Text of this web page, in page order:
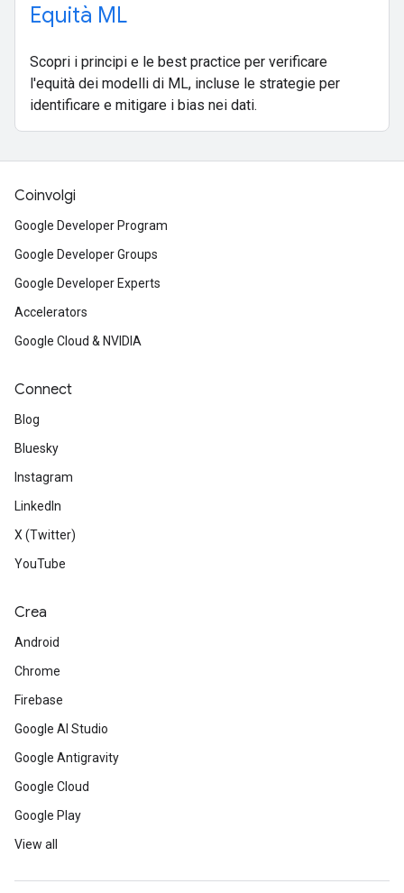
Equità ML
Scopri i principi e le best practice per verificare
l'equità dei modelli di ML, incluse le strategie per
identificare e mitigare i bias nei dati.
Coinvolgi
Google Developer Program
Google Developer Groups
Google Developer Experts
Accelerators
Google Cloud & NVIDIA
Connect
Blog
Bluesky
Instagram
LinkedIn
X (Twitter)
YouTube
Crea
Android
Chrome
Firebase
Google AI Studio
Google Antigravity
Google Cloud
Google Play
View all